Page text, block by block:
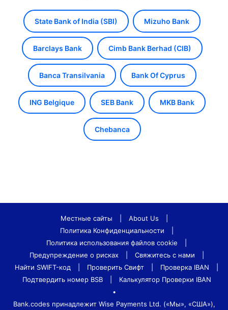
State Bank of India (SBI) Mizuho Bank
Barclays Bank Cimb Bank Berhad (CIB)
Banca Transilvania Bank Of Cyprus
ING Belgique SEB Bank MKB Bank
Chebanca
Местные сайты About Us
Политика Конфиденциальности
Политика использования файлов cookie
Предупреждение о рисках
Свяжитесь с нами
Найти SWIFT-код
Проверить Свифт Проверка IBAN
Подтвердить номер BSB
Калькулятор Проверки IBAN
•
Bank.codes принадлежит Wise Payments Ltd. («Мы», «США»),